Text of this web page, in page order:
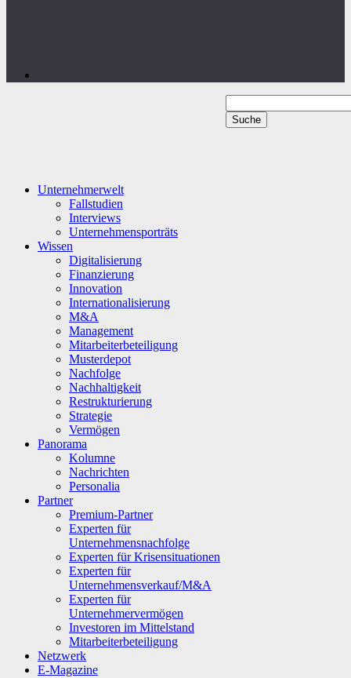
Unternehmerwelt
Fallstudien
Interviews
Unternehmensporträts
Wissen
Digitalisierung
Finanzierung
Innovation
Internationalisierung
M&A
Management
Mitarbeiterbeteiligung
Musterdepot
Nachfolge
Nachhaltigkeit
Restrukturierung
Strategie
Vermögen
Panorama
Kolumne
Nachrichten
Personalia
Partner
Premium-Partner
Experten für
Unternehmensnachfolge
Experten für Krisensituationen
Experten für
Unternehmensverkauf/M&A
Experten für
Unternehmervermögen
Investoren im Mittelstand
Mitarbeiterbeteiligung
Netzwerk
E-Magazine